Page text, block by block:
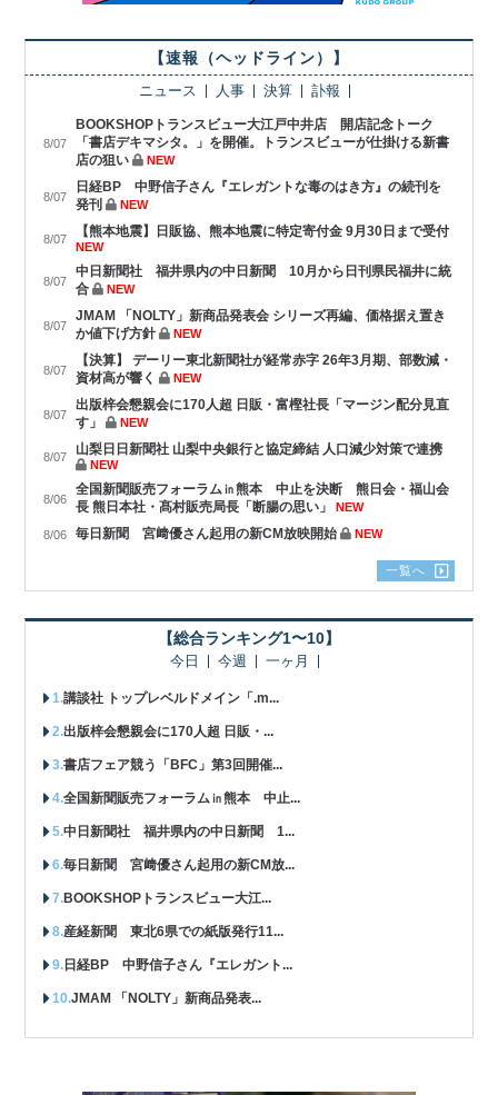
【速報（ヘッドライン）】
ニュース 人事 決算 訃報
8/07
BOOKSHOPトランスビュー大江戸中井店 開店記念トーク
「書店デキマシタ。」を開催。トランスビューが仕掛ける新書
店の狙い
NEW
8/07
日経BP 中野信子さん『エレガントな毒のはき方』の続刊を
発刊
NEW
8/07 【熊本地震】日販協、熊本地震に特定寄付金 9月30日まで受付
NEW
8/07
中日新聞社 福井県内の中日新聞 10月から日刊県民福井に統
合
NEW
8/07
JMAM 「NOLTY」新商品発表会 シリーズ再編、価格据え置き
か値下げ方針
NEW
8/07
【決算】 デーリー東北新聞社が経常赤字 26年3月期、部数減・
資材高が響く
NEW
8/07
出版梓会懇親会に170人超 日販・富樫社長「マージン配分見直
す」
NEW
8/07 山梨日日新聞社 山梨中央銀行と協定締結 人口減少対策で連携
NEW
8/06
全国新聞販売フォーラム㏌熊本 中止を決断 熊日会・福山会
長 熊日本社・髙村販売局長「断腸の思い」
NEW
8/06 毎日新聞 宮﨑優さん起用の新CM放映開始 NEW
一覧へ
【総合ランキング1〜10】
今日 今週 一ヶ月
講談社 トップレベルドメイン「.m...
出版梓会懇親会に170人超 日販・...
書店フェア競う「BFC」第3回開催...
全国新聞販売フォーラム㏌熊本 中止...
中日新聞社 福井県内の中日新聞 1...
毎日新聞 宮﨑優さん起用の新CM放...
BOOKSHOPトランスビュー大江...
産経新聞 東北6県での紙版発行11...
日経BP 中野信子さん『エレガント...
JMAM 「NOLTY」新商品発表...